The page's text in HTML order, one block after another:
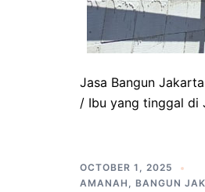
Jasa Bangun
/ Ibu yang tinggal
OCTOBER 1, 2025
AMANAH , BANGUN